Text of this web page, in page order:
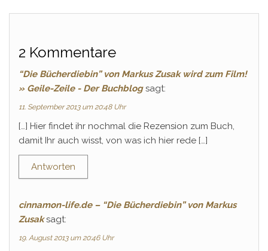
2 Kommentare
“Die Bücherdiebin” von Markus Zusak wird zum Film!
» Geile-Zeile - Der Buchblog sagt:
11. September 2013 um 20:48 Uhr
[…] Hier findet ihr nochmal die Rezension zum Buch,
damit Ihr auch wisst, von was ich hier rede […]
Antworten
cinnamon-life.de – “Die Bücherdiebin” von Markus
Zusak sagt:
19. August 2013 um 20:46 Uhr